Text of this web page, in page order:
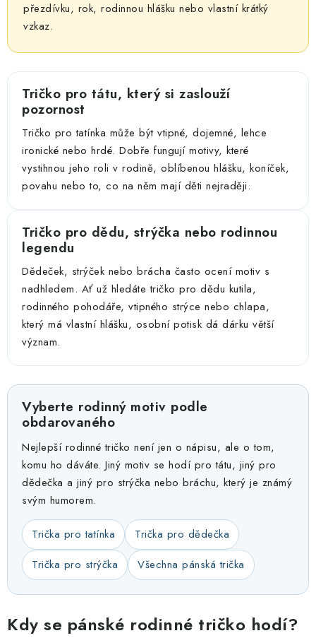
přezdívku, rok, rodinnou hlášku nebo vlastní krátký
vzkaz.
Tričko pro tátu, který si zaslouží
pozornost
Tričko pro tatínka může být vtipné, dojemné, lehce
ironické nebo hrdé. Dobře fungují motivy, které
vystihnou jeho roli v rodině, oblíbenou hlášku, koníček,
povahu nebo to, co na něm mají děti nejraději.
Tričko pro dědu, strýčka nebo rodinnou
legendu
Dědeček, strýček nebo brácha často ocení motiv s
nadhledem. Ať už hledáte tričko pro dědu kutila,
rodinného pohodáře, vtipného strýce nebo chlapa,
který má vlastní hlášku, osobní potisk dá dárku větší
význam.
Vyberte rodinný motiv podle
obdarovaného
Nejlepší rodinné tričko není jen o nápisu, ale o tom,
komu ho dáváte. Jiný motiv se hodí pro tátu, jiný pro
dědečka a jiný pro strýčka nebo bráchu, který je známý
svým humorem.
Trička pro tatínka
Trička pro dědečka
Trička pro strýčka
Všechna pánská trička
Kdy se pánské rodinné tričko hodí?